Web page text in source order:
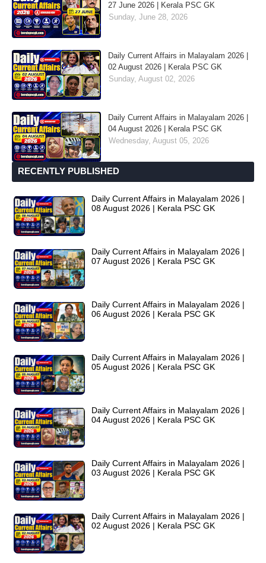
27 June 2026 | Kerala PSC GK
Sunday, June 28, 2026
Daily Current Affairs in Malayalam 2026 |
02 August 2026 | Kerala PSC GK
Sunday, August 02, 2026
Daily Current Affairs in Malayalam 2026 |
04 August 2026 | Kerala PSC GK
Wednesday, August 05, 2026
RECENTLY PUBLISHED
Daily Current Affairs in Malayalam 2026 |
08 August 2026 | Kerala PSC GK
Daily Current Affairs in Malayalam 2026 |
07 August 2026 | Kerala PSC GK
Daily Current Affairs in Malayalam 2026 |
06 August 2026 | Kerala PSC GK
Daily Current Affairs in Malayalam 2026 |
05 August 2026 | Kerala PSC GK
Daily Current Affairs in Malayalam 2026 |
04 August 2026 | Kerala PSC GK
Daily Current Affairs in Malayalam 2026 |
03 August 2026 | Kerala PSC GK
Daily Current Affairs in Malayalam 2026 |
02 August 2026 | Kerala PSC GK